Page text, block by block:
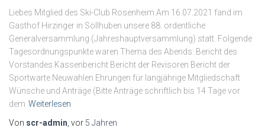
Liebes Mitglied des Ski-Club Rosenheim.Am 16.07.2021 fand im
Gasthof Hirzinger in Söllhuben unsere 88. ordentliche
Generalversammlung (Jahreshauptversammlung) statt. Folgende
Tagesordnungspunkte waren Thema des Abends: Bericht des
Vorstandes Kassenbericht Bericht der Revisoren Bericht der
Sportwarte Neuwahlen Ehrungen für langjährige Mitgliedschaft
Wünsche und Anträge (Bitte Anträge schriftlich bis 14 Tage vor
dem Weiterlesen
Von scr-admin , vor 5 Jahren